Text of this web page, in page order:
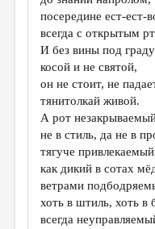
ПРАВИЛА САЙТА
ОТДЕЛЫ И РУБРИКИ
ИЗБРАННОЕ
ДАЙДЖЕСТ
ПРОИЗВЕДЕНИЯ
ПЕРЕВОДЫ
КОНКУРСЫ
ДЕТСКАЯ КОМНАТА
посередине ест-ест-
всегда с открытым
И без вины под
косой и не святой,
он не стоит, не
тянитолкай живой.
А рот
не в стиль, да не в
тягуче
как дикий в сотах
ветрами
хоть в штиль, хоть в
всегда